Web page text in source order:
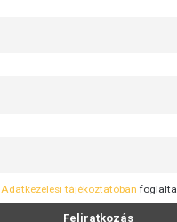
Adatkezelési tájékoztatóban